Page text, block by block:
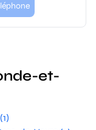
et-